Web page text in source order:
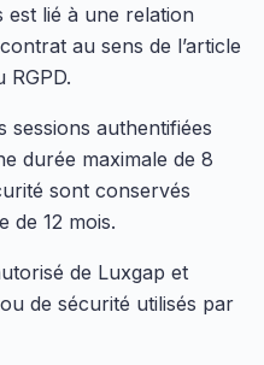
est lié à une relation
au sens de l’article
RGPD.
sessions authentifiées
durée maximale de 8
sont conservés
de 12 mois.
de Luxgap et
de sécurité utilisés par